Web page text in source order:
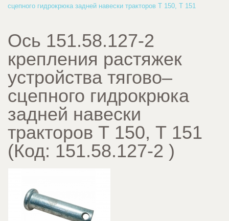
сцепного гидрокрюка задней навески тракторов Т 150, Т 151
Ось 151.58.127-2
крепления растяжек
устройства тягово–
сцепного гидрокрюка
задней навески
тракторов Т 150, Т 151
(Код: 151.58.127-2 )